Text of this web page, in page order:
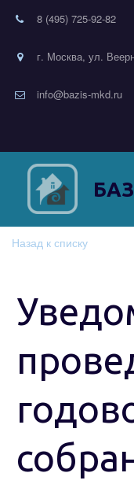
8 (495) 725-92-82
г. Москва, ул.
info@bazis-mkd.ru
Назад к списку